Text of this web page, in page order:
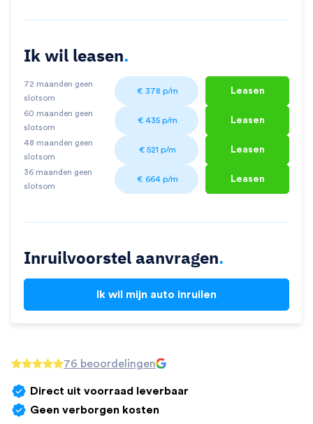
Ik wil leasen.
72 maanden geen
slotsom
€ 378 p/m Leasen
60 maanden geen
slotsom
€ 435 p/m Leasen
48 maanden geen
slotsom
€ 521 p/m Leasen
36 maanden geen
slotsom
€ 664 p/m Leasen
Inruilvoorstel aanvragen.
Ik wil mijn auto inruilen
76 beoordelingen
Direct uit voorraad leverbaar
Geen verborgen kosten